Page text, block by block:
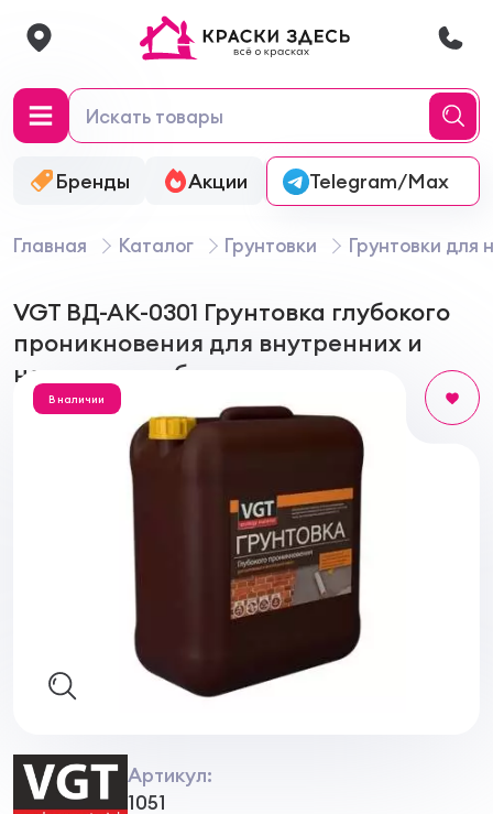
Бренды Акции Онлайн-колеровка
Telegram/Max
Главная Каталог Грунтовки Грунтовки
VGT ВД-АК-0301 Грунтовка глубокого
проникновения для внутренних и
наружных работ
В наличии
Артикул:
1051